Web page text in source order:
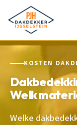
KOSTEN
Welk
Welke